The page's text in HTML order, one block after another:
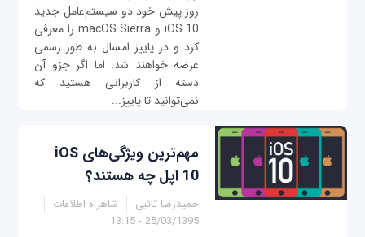
روز پیش خود دو سیستم‌عامل جدید
iOS 10 و macOS Sierra را معرفی
کرد و در پاییز امسال به طور رسمی
عرضه خواهند شد. اما اگر جزو آن
دسته از کاربرانی هستید که
نمی‌توانید تا پاییز...
مهم‌ترین ویژگی‌های iOS
10 اپل چه هستند؟
حمیدرضا تائبی
شاهراه اطلاعات
25/03/1395 - 13:15